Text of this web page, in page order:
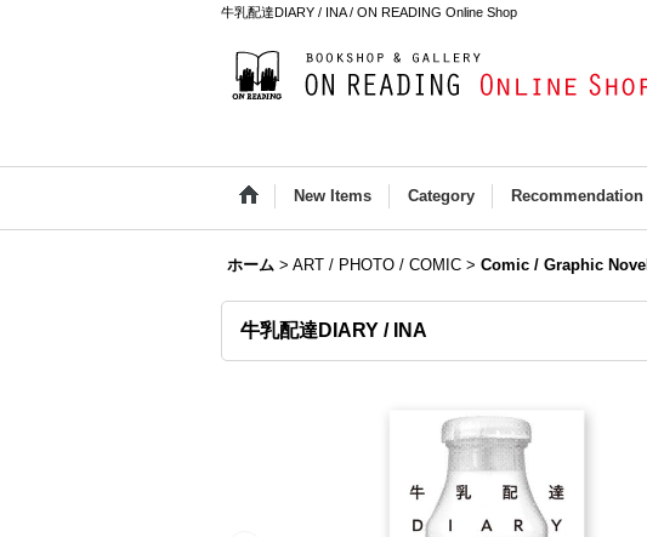
牛乳配達DIARY / INA / ON READING Online Shop
New Items Category Recommendation
ホーム > ART / PHOTO / COMIC > Comic / Graphic Novel
牛乳配達DIARY / INA